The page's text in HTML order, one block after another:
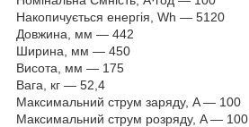
Накопичується енергія, Wh — 5120
Довжина, мм — 442
Ширина, мм — 450
Висота, мм — 175
Вага, кг — 52,4
Максимальний струм заряду, A — 100
Максимальний струм розряду, A — 100